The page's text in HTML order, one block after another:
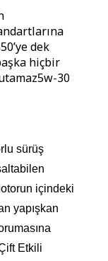
dek
hiçbir
30
sürüş
içindeki
yapışkan
Etkili